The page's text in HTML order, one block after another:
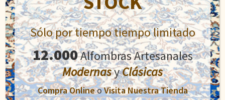
original
era:
800,00€.
actual
es:
726,00€.
Añadir al carrito
Sólo por tiempo tiempo limitado
12.000Alfombras Artesanales
ModernasyClásicas
Compra OnlineoVisita Nuestra Tienda